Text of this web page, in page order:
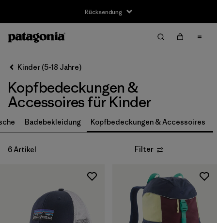
Rücksendung
Filter by
Größe
(1)
Filter by
Passform
Kinder (5-18 Jahre)
Kopfbedeckungen &
Accessoires für Kinder
Badebekleidung Kopfbedeckungen & Accessoires
6 Artikel Filter